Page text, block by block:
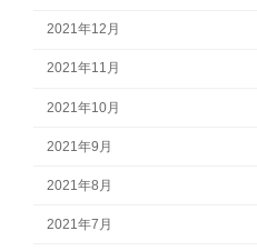
2021年12月
2021年11月
2021年10月
2021年9月
2021年8月
2021年7月